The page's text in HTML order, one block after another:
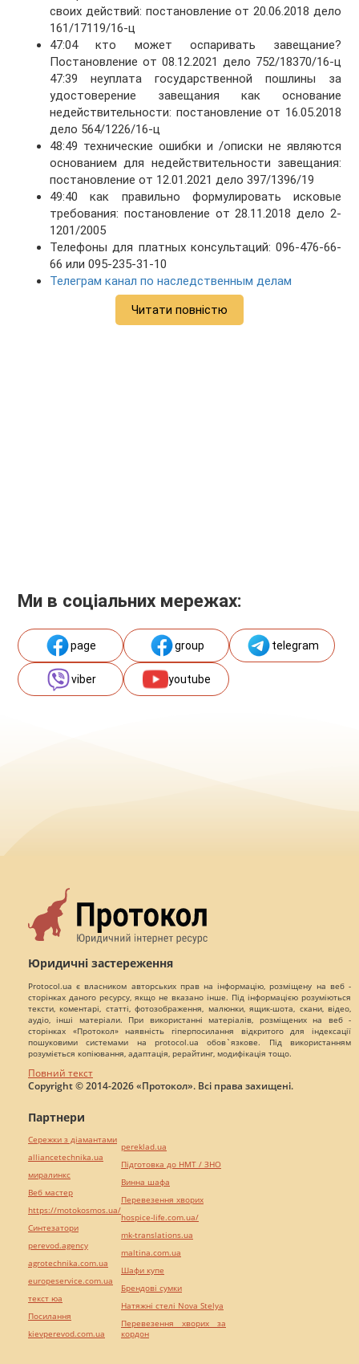
своих действий: постановление от 20.06.2018 дело
161/17119/16-ц
47:04 кто может оспаривать завещание?
Постановление от 08.12.2021 дело 752/18370/16-ц
47:39 неуплата государственной пошлины за
удостоверение завещания как основание
недействительности: постановление от 16.05.2018
дело 564/1226/16-ц
48:49 технические ошибки и /описки не являются
основанием для недействительности завещания:
постановление от 12.01.2021 дело 397/1396/19
49:40 как правильно формулировать исковые
требования: постановление от 28.11.2018 дело 2-
1201/2005
Телефоны для платных консультаций: 096-476-66-
66 или 095-235-31-10
Телеграм канал по наследственным делам
Читати повністю
Ми в соціальних мережах:
page group telegram
viber youtube
Юридичні застереження
Protocol.ua є власником авторських прав на інформацію, розміщену на веб -
сторінках даного ресурсу, якщо не вказано інше. Під інформацією розуміються
тексти, коментарі, статті, фотозображення, малюнки, ящик-шота, скани, відео,
аудіо, інші матеріали. При використанні матеріалів, розміщених на веб -
сторінках «Протокол» наявність гіперпосилання відкритого для індексації
пошуковими системами на protocol.ua обов`язкове. Під використанням
розуміється копіювання, адаптація, рерайтинг, модифікація тощо.
Повний текст
Copyright © 2014-2026 «Протокол». Всі права захищені.
Партнери
Сережки з діамантами
alliancetechnika.ua
миралинкс
Веб мастер
https://motokosmos.ua/
Синтезатори
perevod.agency
agrotechnika.com.ua
europeservice.com.ua
текст юа
Посилання
kievperevod.com.ua
pereklad.ua
Підготовка до НМТ / ЗНО
Винна шафа
Перевезення хворих
hospice-life.com.ua/
mk-translations.ua
maltina.com.ua
Шафи купе
Брендові сумки
Натяжні стелі Nova Stelya
Перевезення хворих за
кордон